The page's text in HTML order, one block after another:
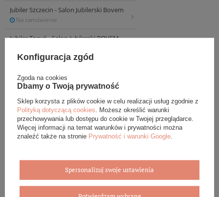
Jubiler Szczecin - Salon Jubilerski Bovem
Na zamówienie
Jubiler Toruń - Salon Jubilerski BOVEM
INFORMACJE
Informacje o sklepie
Wysyłka
Sposoby płatności i prowizje
Polityka prywatności
Odstąpienie od umowy
Konfiguracja zgód
Zgoda na cookies
Dbamy o Twoją prywatność
Sklep korzysta z plików cookie w celu realizacji usług zgodnie z
Polityką dotyczącą cookies . Możesz określić warunki
przechowywania lub dostępu do cookie w Twojej przeglądarce.
Więcej informacji na temat warunków i prywatności można
znaleźć także na stronie Prywatność i warunki Google
Spersonalizuj swoje ustawienia